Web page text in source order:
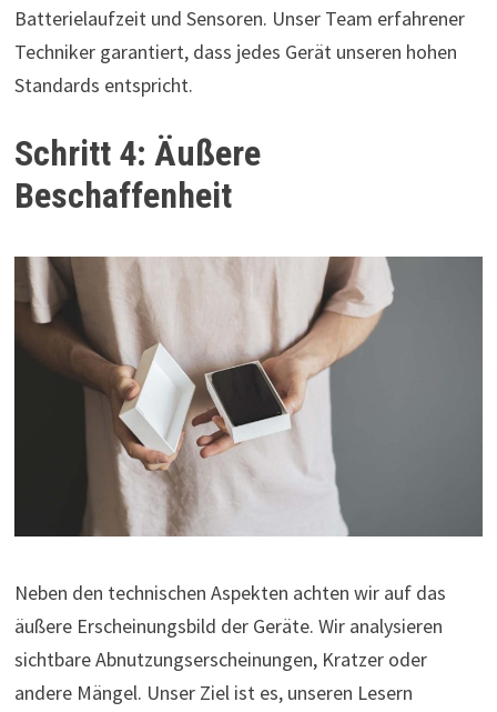
Batterielaufzeit und Sensoren. Unser Team erfahrener
Techniker garantiert, dass jedes Gerät unseren hohen
Standards entspricht.
Schritt 4: Äußere
Beschaffenheit
Neben den technischen Aspekten achten wir auf das
äußere Erscheinungsbild der Geräte. Wir analysieren
sichtbare Abnutzungserscheinungen, Kratzer oder
andere Mängel. Unser Ziel ist es, unseren Lesern